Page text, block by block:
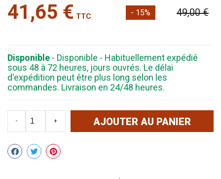
41,65 € TTC - 15% 49,00 €
Disponible - Disponible - Habituellement expédié
sous 48 à 72 heures, jours ouvrés. Le délai
d'expédition peut être plus long selon les
commandes. Livraison en 24/48 heures.
- + AJOUTER AU PANIER
Partager